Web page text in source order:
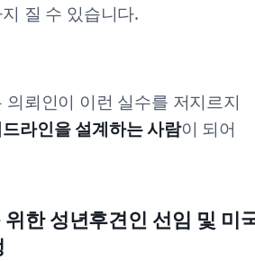
질 수 있습니다.
뢰인이 이런 실수를 저지르지
라인을 설계하는 사람이 되어
한 성년후견인 선임 및 미